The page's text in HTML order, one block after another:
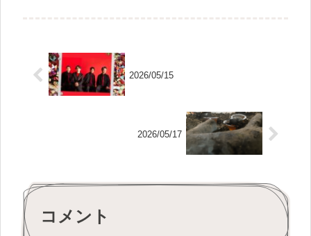
2026/05/15
2026/05/17
コメント